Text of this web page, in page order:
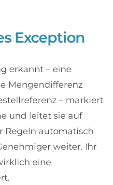
Exception
erkannt – eine
Mengendifferenz
– markiert
und leitet sie auf
Regeln automatisch
weiter. Ihr
eine